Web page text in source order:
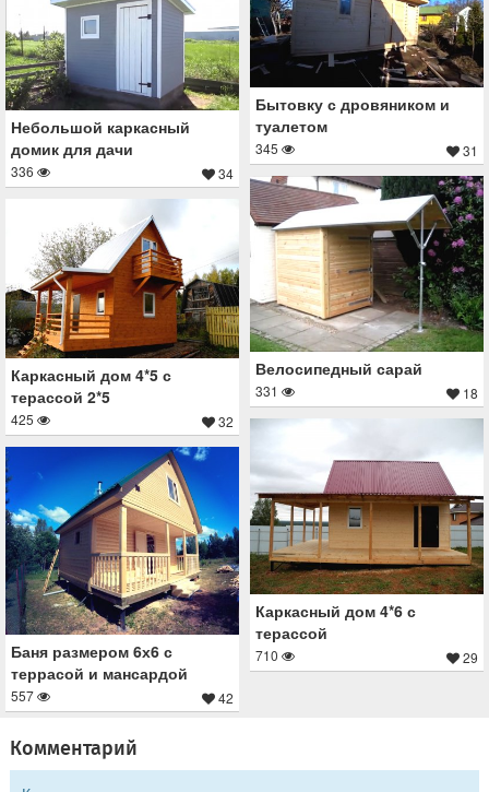
Бытовку с дровяником и
туалетом
345 31
Небольшой каркасный
домик для дачи
336 34
Велосипедный сарай
331 18
Каркасный дом 4*5 с
терассой 2*5
425 32
Каркасный дом 4*6 с
терассой
710 29
Баня размером 6х6 с
террасой и мансардой
557 42
Комментарий